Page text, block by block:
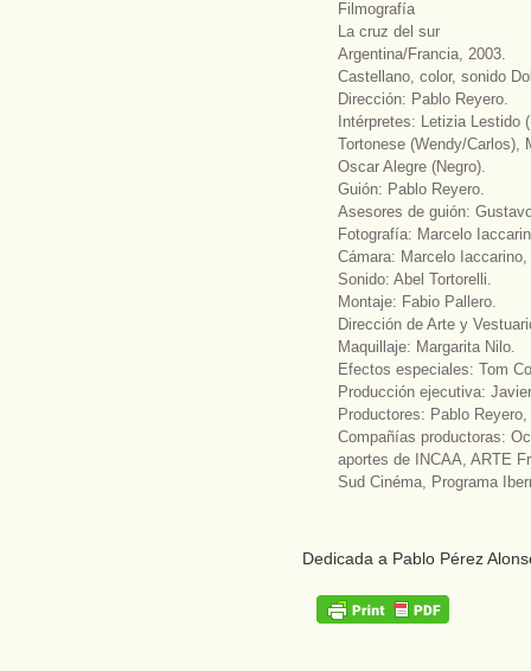
Filmografía
La cruz del sur
Argentina/Francia, 2003.
Castellano, color, sonido
Dirección: Pablo Reyero.
Intérpretes: Letizia Lestido
Tortonese (Wendy/Carlos),
Oscar Alegre (Negro).
Guión: Pablo Reyero.
Asesores de guión:
Fotografía: Marcelo
Cámara: Marcelo
Sonido: Abel Tortorelli.
Montaje: Fabio Pallero.
Dirección de Arte y
Maquillaje: Margarita Nilo.
Efectos especiales: Tom
Producción ejecutiva:
Productores: Pablo
Compañías productoras:
aportes de INCAA, ARTE
Sud Cinéma, Programa
Dedicada a Pablo Pérez